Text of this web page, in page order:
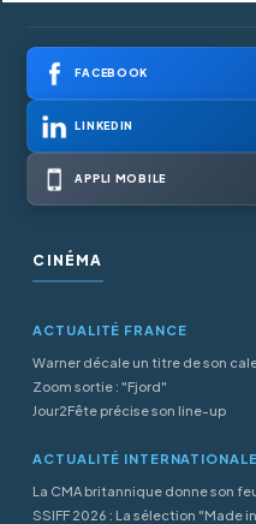
FACEBOOK
LINKEDIN
APPLI MOBILE
CINÉMA
ACTUALITÉ FRANCE
Warner décale un titre de son
Zoom sortie : "Fjord"
Jour2Fête précise son line-up
ACTUALITÉ INTERNATIONALE
La CMA britannique donne son
SSIFF 2026 : La sélection "Made